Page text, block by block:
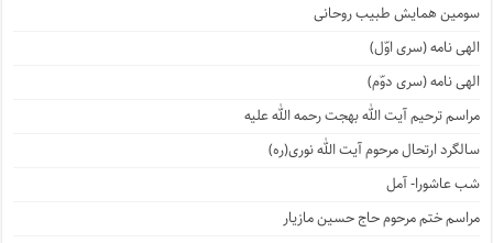
سومین همایش طبیب روحانی
الهی نامه (سری اوّل)
الهی نامه (سری دوّم)
مراسم ترحیم آیت الله بهجت رحمه الله علیه
سالگرد ارتحال مرحوم آیت الله نوری(ره)
شب عاشورا- آمل
مراسم ختم مرحوم حاج حسین مازیار